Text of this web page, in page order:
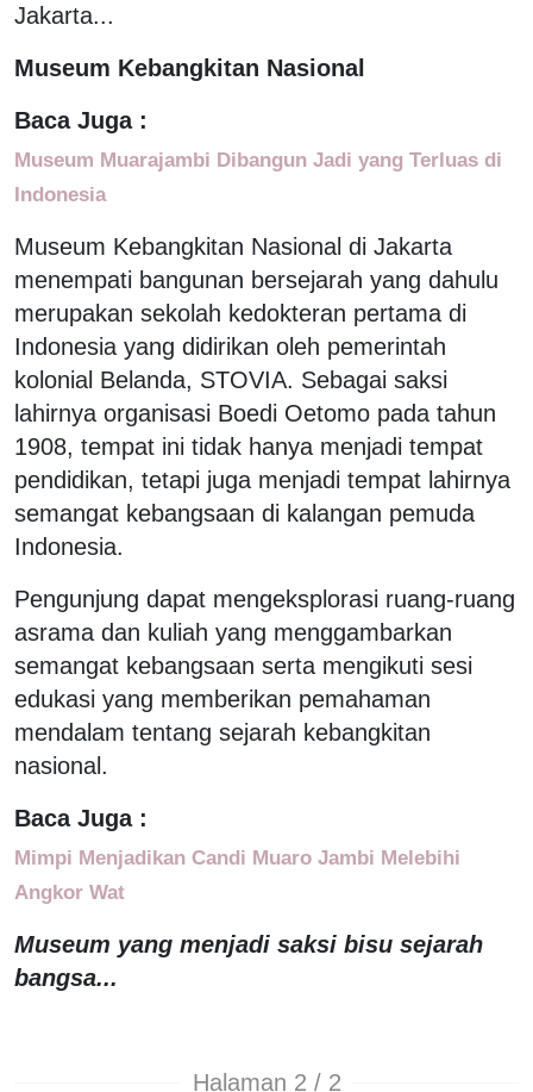
Jakarta...
Museum Kebangkitan Nasional
Baca Juga :
Museum Muarajambi Dibangun Jadi yang Terluas di
Indonesia
Museum Kebangkitan Nasional di Jakarta
menempati bangunan bersejarah yang dahulu
merupakan sekolah kedokteran pertama di
Indonesia yang didirikan oleh pemerintah
kolonial Belanda, STOVIA. Sebagai saksi
lahirnya organisasi Boedi Oetomo pada tahun
1908, tempat ini tidak hanya menjadi tempat
pendidikan, tetapi juga menjadi tempat lahirnya
semangat kebangsaan di kalangan pemuda
Indonesia.
Pengunjung dapat mengeksplorasi ruang-ruang
asrama dan kuliah yang menggambarkan
semangat kebangsaan serta mengikuti sesi
edukasi yang memberikan pemahaman
mendalam tentang sejarah kebangkitan
nasional.
Baca Juga :
Mimpi Menjadikan Candi Muaro Jambi Melebihi
Angkor Wat
Museum yang menjadi saksi bisu sejarah
bangsa...
Halaman 2 / 2